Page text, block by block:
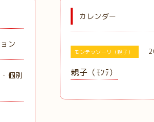
カレンダー
モンテッソーリ（親子）
親子（ﾓﾝﾃ）
ン
個別